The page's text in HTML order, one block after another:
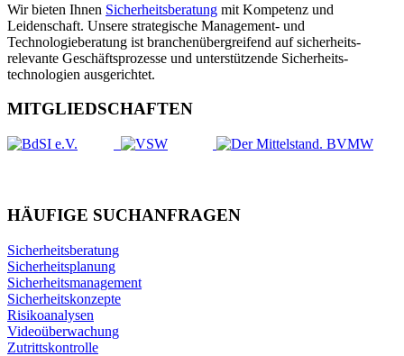
Wir bieten Ihnen Sicherheitsberatung mit Kompetenz und
Leidenschaft. Unsere strategische Management- und
Technologieberatung ist branchen­übergreifend auf sicherheits­
relevante Geschäfts­prozesse und unterstützende Sicherheits­
technologien ausgerichtet.
MITGLIEDSCHAFTEN
HÄUFIGE SUCHANFRAGEN
Sicherheitsberatung
Sicherheitsplanung
Sicherheitsmanagement
Sicherheitskonzepte
Risikoanalysen
Videoüberwachung
Zutrittskontrolle